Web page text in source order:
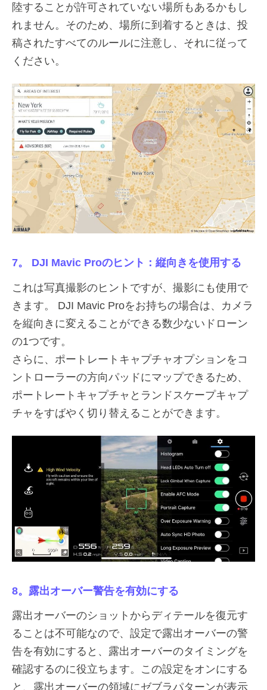
陸することが許可されていない場所もあるかもし
れません。そのため、場所に到着するときは、投
稿されたすべてのルールに注意し、それに従って
ください。
7。 DJI Mavic Proのヒント：縦向きを使用する
これは写真撮影のヒントですが、撮影にも使用で
きます。 DJI Mavic Proをお持ちの場合は、カメラ
を縦向きに変えることができる数少ないドローン
の1つです。
さらに、ポートレートキャプチャオプションをコ
ントローラーの方向パッドにマップできるため、
ポートレートキャプチャとランドスケープキャプ
チャをすばやく切り替えることができます。
8。露出オーバー警告を有効にする
露出オーバーのショットからディテールを復元す
ることは不可能なので、設定で露出オーバーの警
告を有効にすると、露出オーバーのタイミングを
確認するのに役立ちます。この設定をオンにする
と、露出オーバーの領域にゼブラパターンが表示